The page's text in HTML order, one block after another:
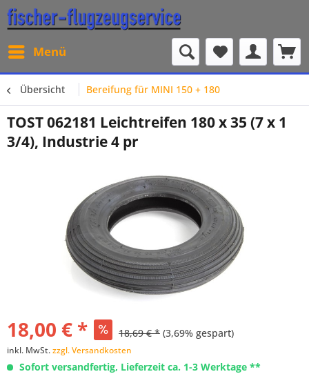
Menü
Übersicht Bereifung für MINI 150 + 180
TOST 062181 Leichtreifen 180 x 35 (7 x 1
3/4), Industrie 4 pr
18,00 € * 18,69 € * (3,69% gespart)
inkl. MwSt.zzgl. Versandkosten
Sofort versandfertig, Lieferzeit ca. 1-3 Werktage **